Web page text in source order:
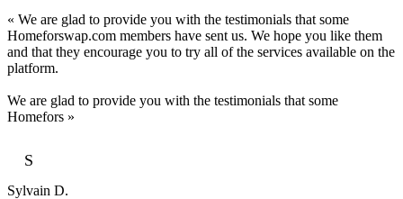
« We are glad to provide you with the testimonials that some
Homeforswap.com members have sent us. We hope you like them
and that they encourage you to try all of the services available on the
platform.
We are glad to provide you with the testimonials that some
Homefors »
S
Sylvain D.